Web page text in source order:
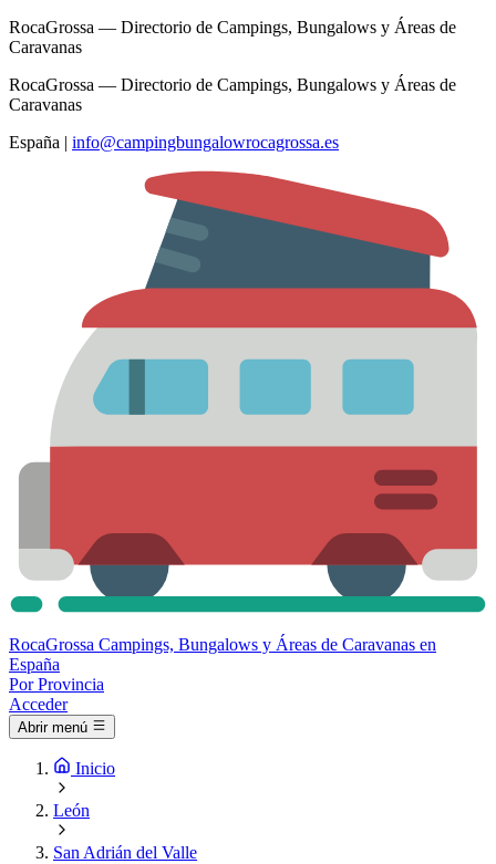
RocaGrossa — Directorio de Campings, Bungalows y Áreas de
Caravanas
RocaGrossa — Directorio de Campings, Bungalows y Áreas de
Caravanas
España | info@campingbungalowrocagrossa.es
RocaGrossa Campings, Bungalows y Áreas de Caravanas en
España
Por Provincia
Acceder
Abrir menú
Inicio
León
San Adrián del Valle